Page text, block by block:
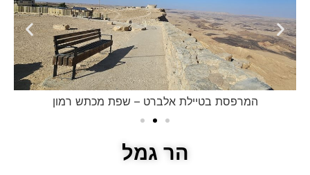
המרפסת בטיילת אלברט – שפת מכתש רמון
הר גמל